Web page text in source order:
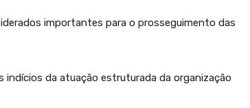
importantes para o prosseguimento das
indícios da atuação estruturada da organização